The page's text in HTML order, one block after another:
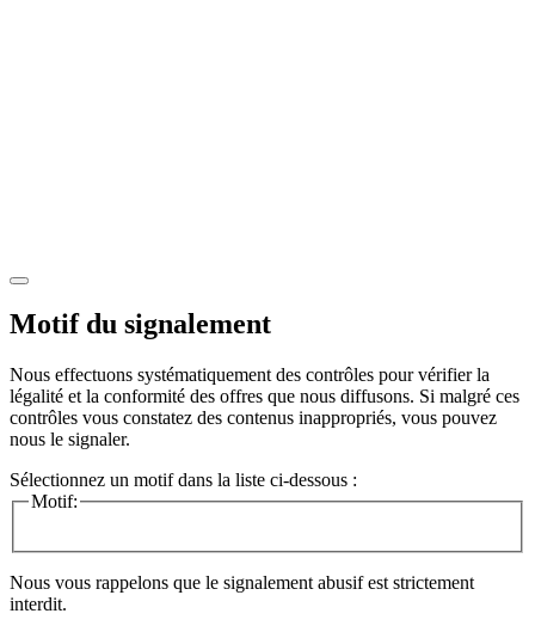
Motif du signalement
Nous effectuons systématiquement des contrôles pour vérifier la
légalité et la conformité des offres que nous diffusons. Si malgré ces
contrôles vous constatez des contenus inappropriés, vous pouvez
nous le signaler.
Sélectionnez un motif dans la liste ci-dessous :
Motif:
Nous vous rappelons que le signalement abusif est strictement
interdit.